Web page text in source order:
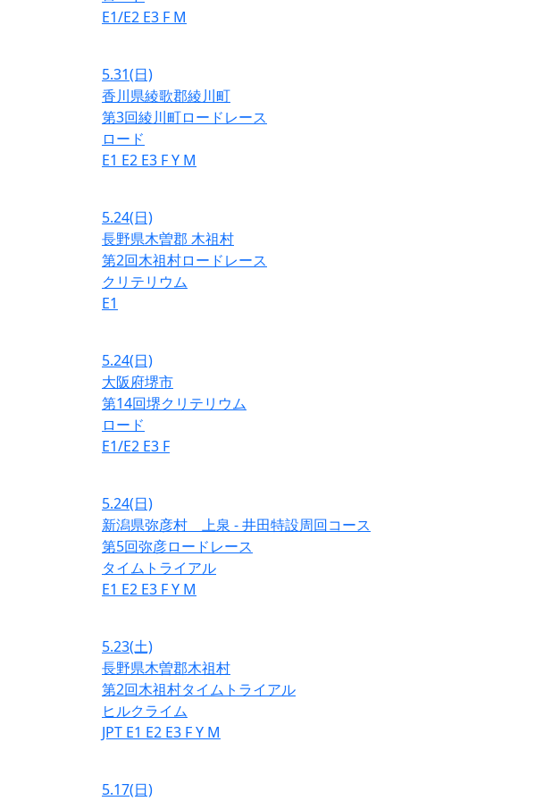
E1/E2 E3 F M
5.31(日)
香川県綾歌郡綾川町
第3回綾川町ロードレース
ロード
E1 E2 E3 FY M
5.24(日)
長野県木曽郡 木祖村
第2回木祖村ロードレース
クリテリウム
E1
5.24(日)
大阪府堺市
第14回堺クリテリウム
ロード
E1/E2 E3 F
5.24(日)
新潟県弥彦村 上泉 - 井田特設周回コース
第5回弥彦ロードレース
タイムトライアル
E1 E2 E3 FY M
5.23(土)
長野県木曽郡木祖村
第2回木祖村タイムトライアル
ヒルクライム
JPT E1 E2 E3 FY M
5.17(日)